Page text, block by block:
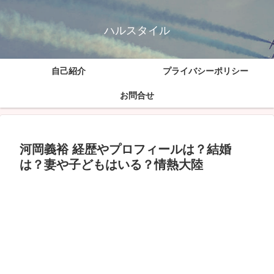
ハルスタイル
自己紹介 プライバシーポリシー
お問合せ
河岡義裕 経歴やプロフィールは？結婚
は？妻や子どもはいる？情熱大陸